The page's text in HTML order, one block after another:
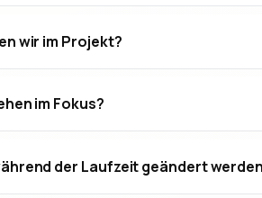
wir im Projekt?
im Fokus?
der Laufzeit geändert